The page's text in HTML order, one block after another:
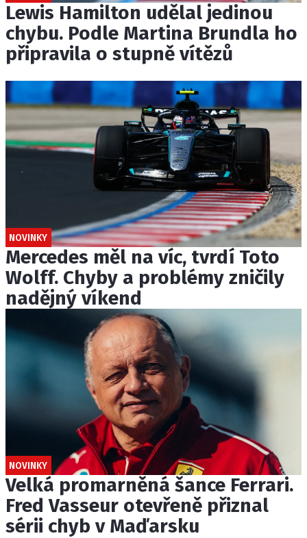
Lewis Hamilton udělal jedinou
chybu. Podle Martina Brundla ho
připravila o stupně vítězů
NOVINKY
Mercedes měl na víc, tvrdí Toto
Wolff. Chyby a problémy zničily
nadějný víkend
NOVINKY
Velká promarněná šance Ferrari.
Fred Vasseur otevřeně přiznal
sérii chyb v Maďarsku